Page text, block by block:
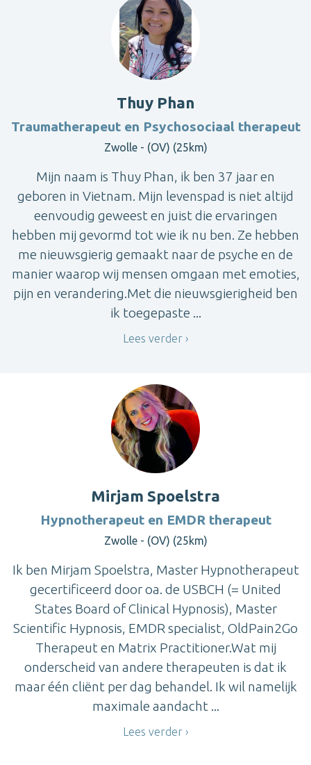
Thuy Phan
Traumatherapeut en Psychosociaal therapeut
Zwolle - (OV) (25km)
Mijn naam is Thuy Phan, ik ben 37 jaar en
geboren in Vietnam. Mijn levenspad is niet altijd
eenvoudig geweest en juist die ervaringen
hebben mij gevormd tot wie ik nu ben. Ze hebben
me nieuwsgierig gemaakt naar de psyche en de
manier waarop wij mensen omgaan met emoties,
pijn en verandering.Met die nieuwsgierigheid ben
ik toegepaste ...
Lees verder
Mirjam Spoelstra
Hypnotherapeut en EMDR therapeut
Zwolle - (OV) (25km)
Ik ben Mirjam Spoelstra, Master Hypnotherapeut
gecertificeerd door oa. de USBCH (= United
States Board of Clinical Hypnosis), Master
Scientific Hypnosis, EMDR specialist, OldPain2Go
Therapeut en Matrix Practitioner.Wat mij
onderscheid van andere therapeuten is dat ik
maar één cliënt per dag behandel. Ik wil namelijk
maximale aandacht ...
Lees verder